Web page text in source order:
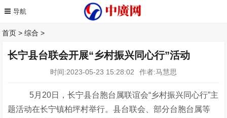
首页 >综合 >
长宁县台联会开展“乡村振兴同心行”活动
时间:2023-05-23 15:28:02 作者:马慧思
5月 20日，长宁县台胞台属联谊会“乡村振兴同心行”主
题活动在长宁镇柏坪村举行。县台联会、部分台胞台属等